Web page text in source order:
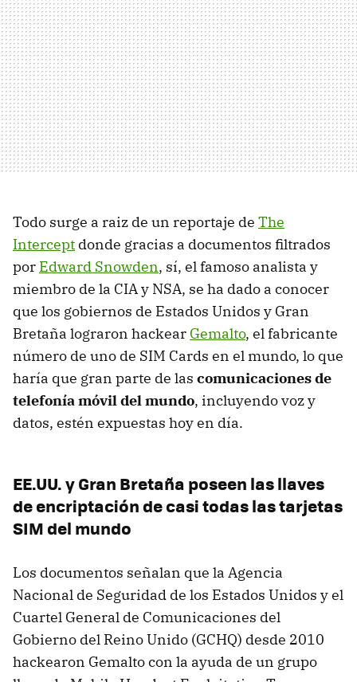
Todo surge a raiz de un reportaje de The
Intercept donde gracias a documentos filtrados
por Edward Snowden, sí, el famoso analista y
miembro de la CIA y NSA, se ha dado a conocer
que los gobiernos de Estados Unidos y Gran
Bretaña lograron hackear Gemalto, el fabricante
número de uno de SIM Cards en el mundo, lo que
haría que gran parte de las comunicaciones de
telefonía móvil del mundo, incluyendo voz y
datos, estén expuestas hoy en día.
EE.UU. y Gran Bretaña poseen las llaves
de encriptación de casi todas las tarjetas
SIM del mundo
Los documentos señalan que la Agencia
Nacional de Seguridad de los Estados Unidos y el
Cuartel General de Comunicaciones del
Gobierno del Reino Unido (GCHQ) desde 2010
hackearon Gemalto con la ayuda de un grupo